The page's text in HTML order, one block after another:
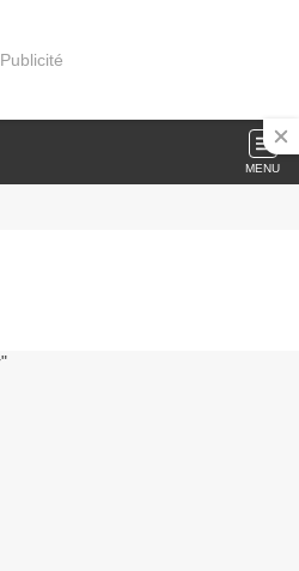
Publicité
MENU